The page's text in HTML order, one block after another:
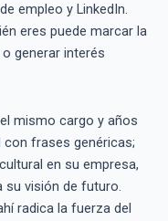
empleo y LinkedIn.
eres puede marcar la
generar interés
mismo cargo y años
con frases genéricas;
en su empresa,
su visión de futuro.
radica la fuerza del